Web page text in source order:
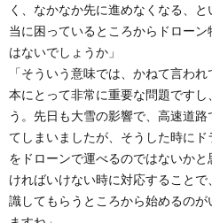
く、なかなか先に進めなくなる、
当に困っているところからドロー
はないでしょうか」
「そういう意味では、かねて言わ
本にとって非常に重要な問題です
う。先日も大雪の影響で、高速道
てしまいましたが、そうした時に
をドローンで運べるのではないか
ければいけない時に対応すること
識してもらうところから始めるの